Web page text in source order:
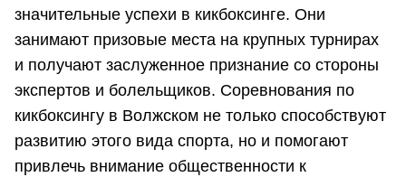
значительные успехи в кикбоксинге. Они
занимают призовые места на крупных турнирах
и получают заслуженное признание со стороны
экспертов и болельщиков. Соревнования по
кикбоксингу в Волжском не только способствуют
развитию этого вида спорта, но и помогают
привлечь внимание общественности к